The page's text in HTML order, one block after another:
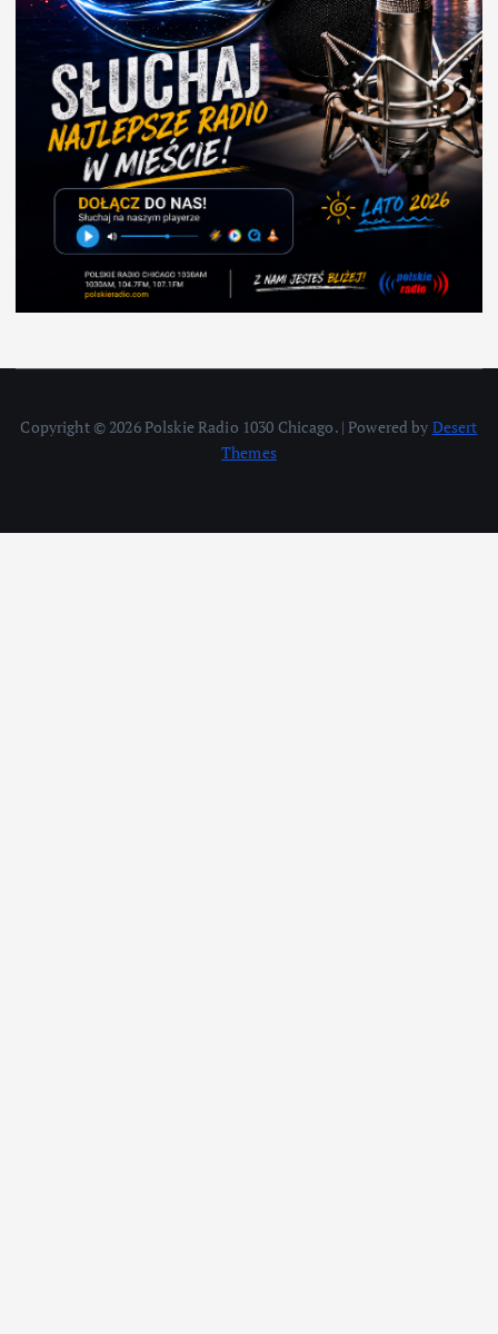
Copyright © 2026 Polskie Radio 1030 Chicago. | Powered by Desert
Themes